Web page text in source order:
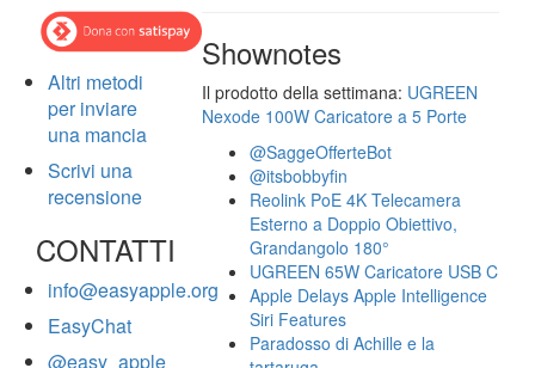
Altri metodi
per inviare
una mancia
Scrivi una
recensione
CONTATTI
info@easyapple.org
EasyChat
@easy_apple
Shownotes
Il prodotto della settimana: UGREEN
Nexode 100W Caricatore a 5 Porte
@SaggeOfferteBot
@itsbobbyfin
Reolink PoE 4K Telecamera
Esterno a Doppio Obiettivo,
Grandangolo 180°
UGREEN 65W Caricatore USB C
Apple Delays Apple Intelligence
Siri Features
Paradosso di Achille e la